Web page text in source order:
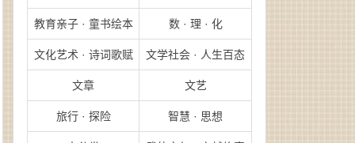
教育亲子 · 童书绘本 数 · 理 · 化
文化艺术 · 诗词歌赋 文学社会 · 人生百态
文章 文艺
旅行 · 探险 智慧 · 思想